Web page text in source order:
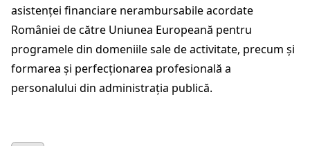
asistenței financiare nerambursabile acordate
României de către Uniunea Europeană pentru
programele din domeniile sale de activitate, precum și
formarea și perfecționarea profesională a
personalului din administrația publică.